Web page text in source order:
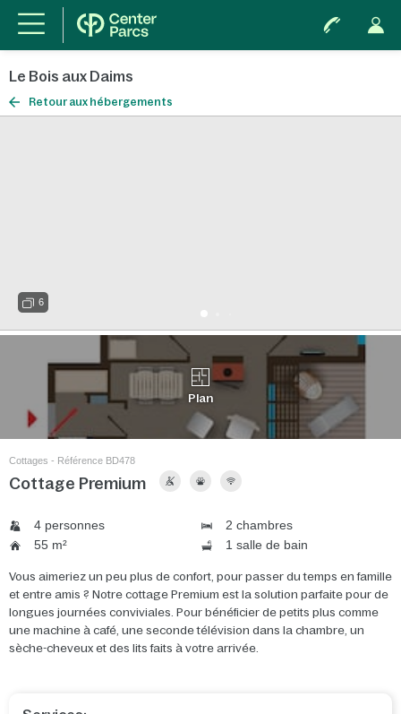
Le Bois aux Daims
Retour aux hébergements
6
Plan
Cottages - Référence BD478
Cottage Premium
4 personnes
2 chambres
55 m²
1 salle de bain
Vous aimeriez un peu plus de confort, pour passer du temps en famille
et entre amis ? Notre cottage Premium est la solution parfaite pour de
longues journées conviviales. Pour bénéficier de petits plus comme
une machine à café, une seconde télévision dans la chambre, un
sèche-cheveux et des lits faits à votre arrivée.